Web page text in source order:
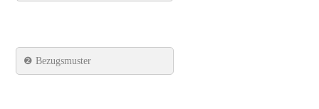
❷ Bezugsmuster